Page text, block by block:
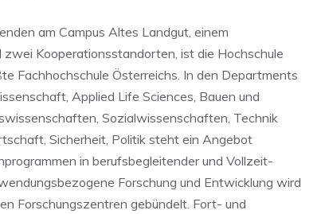
am Campus Altes Landgut, einem
Kooperationsstandorten, ist die Hochschule
Fachhochschule Österreichs. In den Departments
Applied Life Sciences, Bauen und
Sozialwissenschaften, Technik
Sicherheit, Politik steht ein Angebot
in berufsbegleitender und Vollzeit-
Forschung und Entwicklung wird
Forschungszentren gebündelt. Fort- und